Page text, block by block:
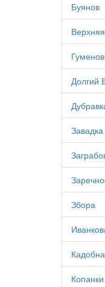
Буянов
Верхняя
Гуменов
Долгий
Завадка
Збора
Кадобна
Копанки